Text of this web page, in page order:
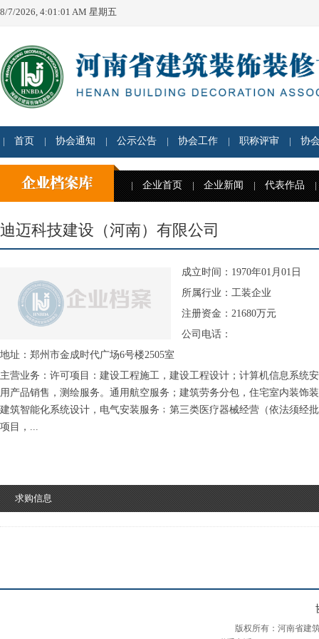
8/7/2026, 4:01:02 AM 星期五
首页 协会通知 公示公告 协会工作 职称评审 协
企业首页 企业新闻 代表作品
迪迈科技建设（河南）有限公司
成立时间：1970年01月01日
所属行业：工装企业
注册资金：21680万元
公司电话：
地址：郑州市金成时代广场6号楼2505室
主营业务：许可项目：建设工程施工，建设工程设计；计算机信息系统
用产品销售，测绘服务。通用航空服务；建筑劳务分包，住宅室内装饰
建筑智能化系统设计，电气安装服务﹔第三类医疗器械经营（依法须经
项目，...
求购信息
版权所有：河南省建